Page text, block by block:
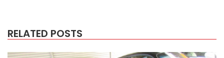
RELATED POSTS